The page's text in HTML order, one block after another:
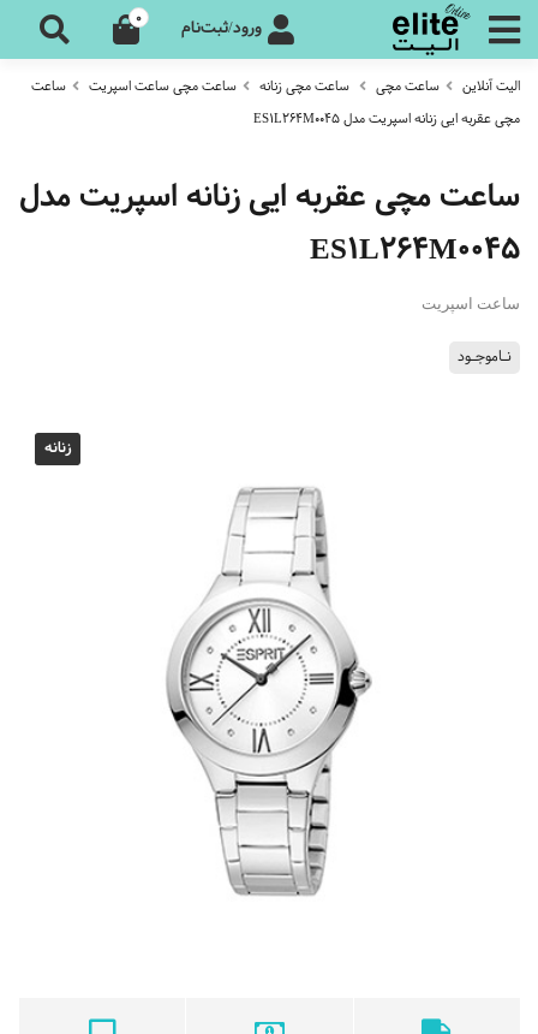
ورود/ثبت‌نام 0
الیت آنلاین ساعت مچی ساعت مچی زنانه ساعت مچی ساعت اسپریت
ساعت
مچی عقربه ایی زنانه اسپریت مدل ES1L264M0045
ساعت مچی عقربه ایی زنانه اسپریت مدل
ES1L264M0045
ساعت اسپریت
نـاموجـود
زنانه